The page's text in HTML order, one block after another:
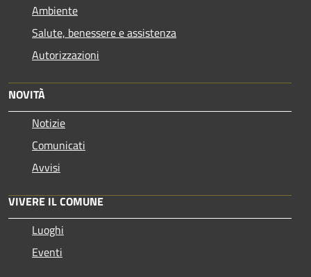
Ambiente
Salute, benessere e assistenza
Autorizzazioni
NOVITÀ
Notizie
Comunicati
Avvisi
VIVERE IL COMUNE
Luoghi
Eventi